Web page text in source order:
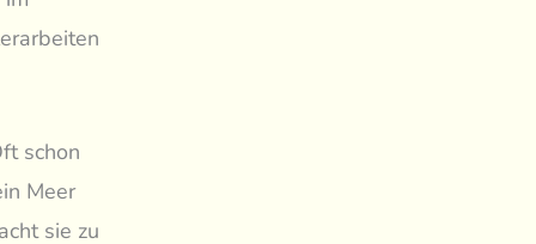
schon
Meer
sie zu